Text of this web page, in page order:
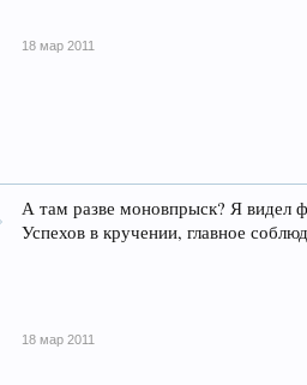
18 мар 2011
А там разве моновпрыск? Я видел
Успехов в кручении, главное
18 мар 2011